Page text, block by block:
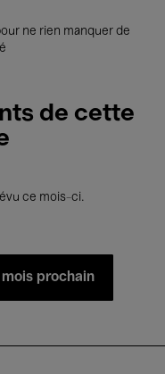
ne rien manquer de
de cette
ce mois-ci.
mois prochain